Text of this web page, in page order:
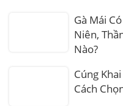
Gà Mái
Niên,
Nào?
Cúng
Cách